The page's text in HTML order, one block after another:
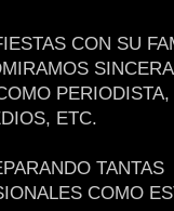
CON SU
ETC.
TANTAS
COMO